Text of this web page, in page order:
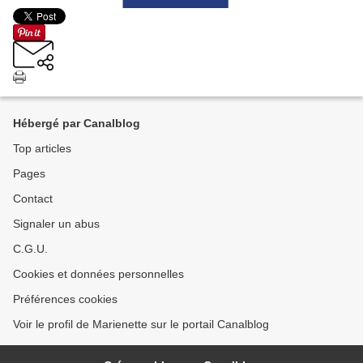
Hébergé par Canalblog
Top articles
Pages
Contact
Signaler un abus
C.G.U.
Cookies et données personnelles
Préférences cookies
Voir le profil de Marienette sur le portail Canalblog